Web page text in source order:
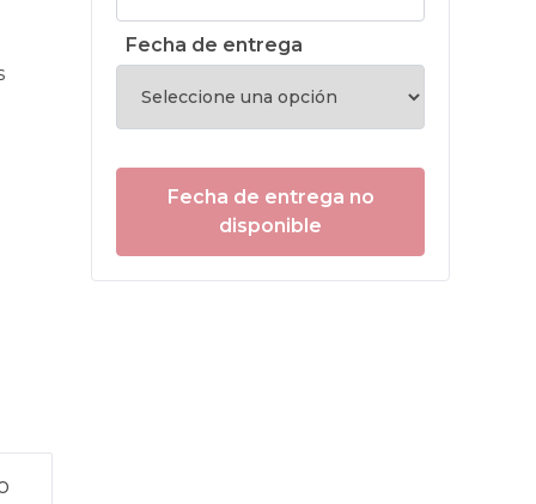
Fecha de entrega
Fecha de entrega no
disponible